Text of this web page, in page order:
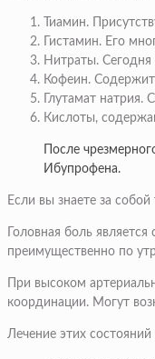
Тиамин.
Гистамин. Его
Нитраты. Сегодня
Кофеин.
Глутамат
Кислоты,
После
Ибупрофена.
Если вы знаете за
Головная боль
преимущественно по
При высоком
координации. Могут
Лечение этих состояний